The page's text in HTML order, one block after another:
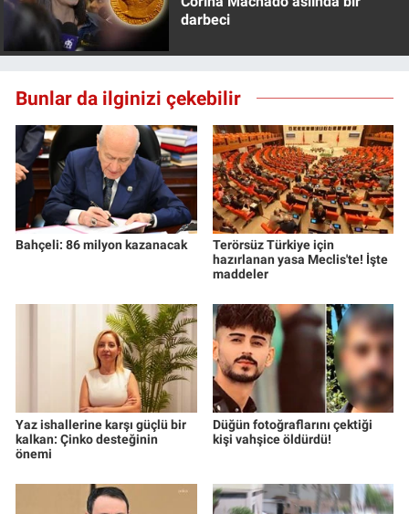
darbeci
Bunlar da ilginizi çekebilir
Bahçeli: 86 milyon kazanacak
Terörsüz Türkiye için
hazırlanan yasa Meclis'te! İşte
maddeler
Yaz ishallerine karşı güçlü bir
kalkan: Çinko desteğinin
önemi
Düğün fotoğraflarını çektiği
kişi vahşice öldürdü!
Türkiye'nin Gündemi
Yerel Yaşam
Canlı Yayın